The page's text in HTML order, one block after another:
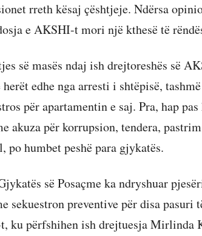
rreth kësaj çështjeje. Ndërsa
e AKSHI-t mori një kthesë të
së masës ndaj ish drejtoreshës së
edhe nga arresti i shtëpisë,
për apartamentin e saj. Pra, hap
akuza për korrupsion, tendera,
po humbet peshë para gjykatës.
së Posaçme ka ndryshuar
sekuestron preventive për disa pasuri
ku përfshihen ish drejtuesja Mirlinda